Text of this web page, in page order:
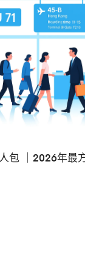
包 ｜2026年最